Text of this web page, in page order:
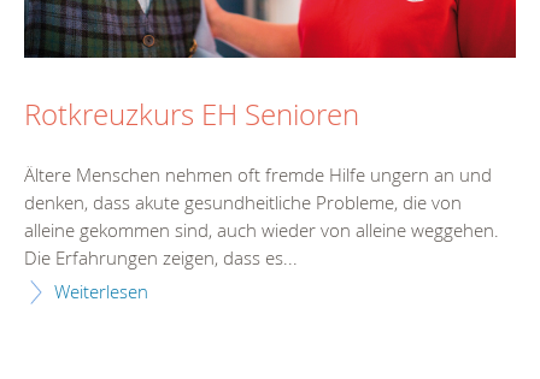
Rotkreuzkurs EH Senioren
Ältere Menschen nehmen oft fremde Hilfe ungern an und
denken, dass akute gesundheitliche Probleme, die von
alleine gekommen sind, auch wieder von alleine weggehen.
Die Erfahrungen zeigen, dass es...
Weiterlesen